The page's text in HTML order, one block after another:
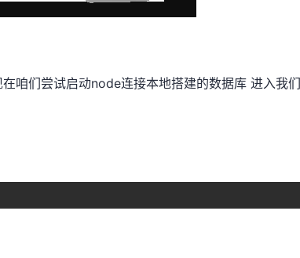
咱们尝试启动node连接本地搭建的数据库 进入我们